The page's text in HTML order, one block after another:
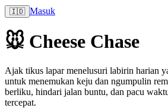
🇮🇩 Masuk
🐭 Cheese Chase
Ajak tikus lapar menelusuri labirin harian
untuk menemukan keju dan ngumpulin
berliku, hindari jalan buntu, dan pacu
tercepat.